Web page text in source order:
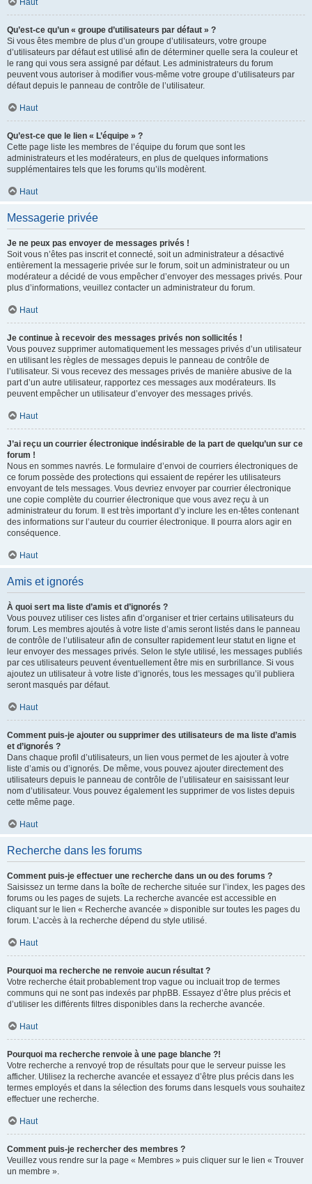
Haut
Qu’est-ce qu’un « groupe d’utilisateurs par défaut » ?
Si vous êtes membre de plus d’un groupe d’utilisateurs, votre groupe
d’utilisateurs par défaut est utilisé afin de déterminer quelle sera la couleur et
le rang qui vous sera assigné par défaut. Les administrateurs du forum
peuvent vous autoriser à modifier vous-même votre groupe d’utilisateurs par
défaut depuis le panneau de contrôle de l’utilisateur.
Haut
Qu’est-ce que le lien « L’équipe » ?
Cette page liste les membres de l’équipe du forum que sont les
administrateurs et les modérateurs, en plus de quelques informations
supplémentaires tels que les forums qu’ils modèrent.
Haut
Messagerie privée
Je ne peux pas envoyer de messages privés !
Soit vous n’êtes pas inscrit et connecté, soit un administrateur a désactivé
entièrement la messagerie privée sur le forum, soit un administrateur ou un
modérateur a décidé de vous empêcher d’envoyer des messages privés. Pour
plus d’informations, veuillez contacter un administrateur du forum.
Haut
Je continue à recevoir des messages privés non sollicités !
Vous pouvez supprimer automatiquement les messages privés d’un utilisateur
en utilisant les règles de messages depuis le panneau de contrôle de
l’utilisateur. Si vous recevez des messages privés de manière abusive de la
part d’un autre utilisateur, rapportez ces messages aux modérateurs. Ils
peuvent empêcher un utilisateur d’envoyer des messages privés.
Haut
J’ai reçu un courrier électronique indésirable de la part de quelqu’un sur ce
forum !
Nous en sommes navrés. Le formulaire d’envoi de courriers électroniques de
ce forum possède des protections qui essaient de repérer les utilisateurs
envoyant de tels messages. Vous devriez envoyer par courrier électronique
une copie complète du courrier électronique que vous avez reçu à un
administrateur du forum. Il est très important d’y inclure les en-têtes contenant
des informations sur l’auteur du courrier électronique. Il pourra alors agir en
conséquence.
Haut
Amis et ignorés
À quoi sert ma liste d’amis et d’ignorés ?
Vous pouvez utiliser ces listes afin d’organiser et trier certains utilisateurs du
forum. Les membres ajoutés à votre liste d’amis seront listés dans le panneau
de contrôle de l’utilisateur afin de consulter rapidement leur statut en ligne et
leur envoyer des messages privés. Selon le style utilisé, les messages publiés
par ces utilisateurs peuvent éventuellement être mis en surbrillance. Si vous
ajoutez un utilisateur à votre liste d’ignorés, tous les messages qu’il publiera
seront masqués par défaut.
Haut
Comment puis-je ajouter ou supprimer des utilisateurs de ma liste d’amis
et d’ignorés ?
Dans chaque profil d’utilisateurs, un lien vous permet de les ajouter à votre
liste d’amis ou d’ignorés. De même, vous pouvez ajouter directement des
utilisateurs depuis le panneau de contrôle de l’utilisateur en saisissant leur
nom d’utilisateur. Vous pouvez également les supprimer de vos listes depuis
cette même page.
Haut
Recherche dans les forums
Comment puis-je effectuer une recherche dans un ou des forums ?
Saisissez un terme dans la boîte de recherche située sur l’index, les pages des
forums ou les pages de sujets. La recherche avancée est accessible en
cliquant sur le lien « Recherche avancée » disponible sur toutes les pages du
forum. L’accès à la recherche dépend du style utilisé.
Haut
Pourquoi ma recherche ne renvoie aucun résultat ?
Votre recherche était probablement trop vague ou incluait trop de termes
communs qui ne sont pas indexés par phpBB. Essayez d’être plus précis et
d’utiliser les différents filtres disponibles dans la recherche avancée.
Haut
Pourquoi ma recherche renvoie à une page blanche ?!
Votre recherche a renvoyé trop de résultats pour que le serveur puisse les
afficher. Utilisez la recherche avancée et essayez d’être plus précis dans les
termes employés et dans la sélection des forums dans lesquels vous souhaitez
effectuer une recherche.
Haut
Comment puis-je rechercher des membres ?
Veuillez vous rendre sur la page « Membres » puis cliquer sur le lien « Trouver
un membre ».